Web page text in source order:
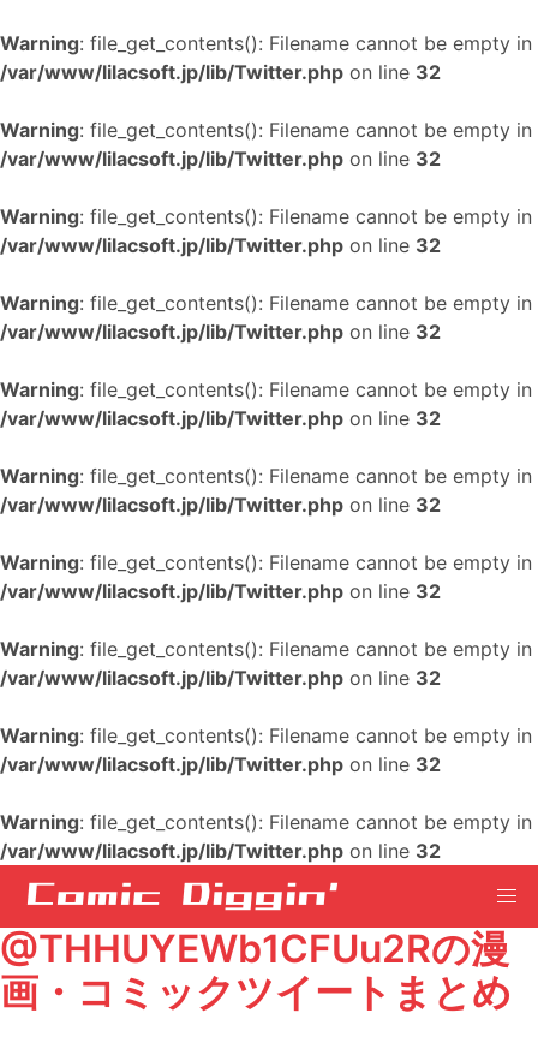
Warning: file_get_contents(): Filename cannot be empty in
/var/www/lilacsoft.jp/lib/Twitter.php on line 32
Warning: file_get_contents(): Filename cannot be empty in
/var/www/lilacsoft.jp/lib/Twitter.php on line 32
Warning: file_get_contents(): Filename cannot be empty in
/var/www/lilacsoft.jp/lib/Twitter.php on line 32
Warning: file_get_contents(): Filename cannot be empty in
/var/www/lilacsoft.jp/lib/Twitter.php on line 32
Warning: file_get_contents(): Filename cannot be empty in
/var/www/lilacsoft.jp/lib/Twitter.php on line 32
Warning: file_get_contents(): Filename cannot be empty in
/var/www/lilacsoft.jp/lib/Twitter.php on line 32
Warning: file_get_contents(): Filename cannot be empty in
/var/www/lilacsoft.jp/lib/Twitter.php on line 32
Warning: file_get_contents(): Filename cannot be empty in
/var/www/lilacsoft.jp/lib/Twitter.php on line 32
Warning: file_get_contents(): Filename cannot be empty in
/var/www/lilacsoft.jp/lib/Twitter.php on line 32
Warning: file_get_contents(): Filename cannot be empty in
/var/www/lilacsoft.jp/lib/Twitter.php on line 32
@THHUYEWb1CFUu2Rの漫
画・コミックツイートまとめ